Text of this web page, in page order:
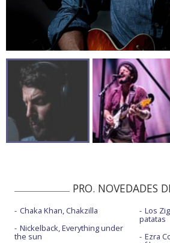
PRO. NOVEDADES
Chaka Khan, Chakzilla
Nickelback, Everything under
the sun
Los
patatas
Ezra